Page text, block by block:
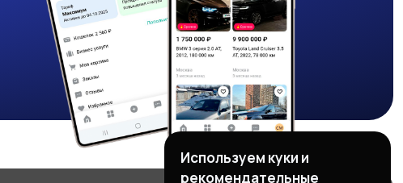
Используем куки и
рекомендательные